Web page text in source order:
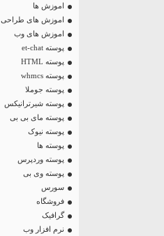
اموزش ها
اموزش های طراحی
اموزش های وب
پوسته et-chat
پوسته HTML
پوسته whmcs
پوسته جوملا
پوسته شیرترانیکس
پوسته مای بی بی
پوسته نیوک
پوسته ها
پوسته وردپرس
پوسته وی بی
سورس
فروشگاه
گرافیک
نرم افزار وب